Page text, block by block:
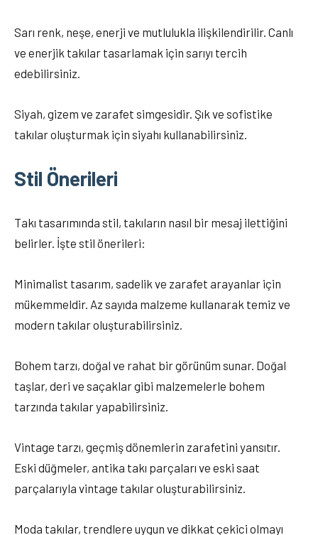
Sarı renk, neşe, enerji ve mutlulukla ilişkilendirilir. Canlı
ve enerjik takılar tasarlamak için sarıyı tercih
edebilirsiniz.
Siyah, gizem ve zarafet simgesidir. Şık ve sofistike
takılar oluşturmak için siyahı kullanabilirsiniz.
Stil Önerileri
Takı tasarımında stil, takıların nasıl bir mesaj ilettiğini
belirler. İşte stil önerileri:
Minimalist tasarım, sadelik ve zarafet arayanlar için
mükemmeldir. Az sayıda malzeme kullanarak temiz ve
modern takılar oluşturabilirsiniz.
Bohem tarzı, doğal ve rahat bir görünüm sunar. Doğal
taşlar, deri ve saçaklar gibi malzemelerle bohem
tarzında takılar yapabilirsiniz.
Vintage tarzı, geçmiş dönemlerin zarafetini yansıtır.
Eski düğmeler, antika takı parçaları ve eski saat
parçalarıyla vintage takılar oluşturabilirsiniz.
Moda takılar, trendlere uygun ve dikkat çekici olmayı